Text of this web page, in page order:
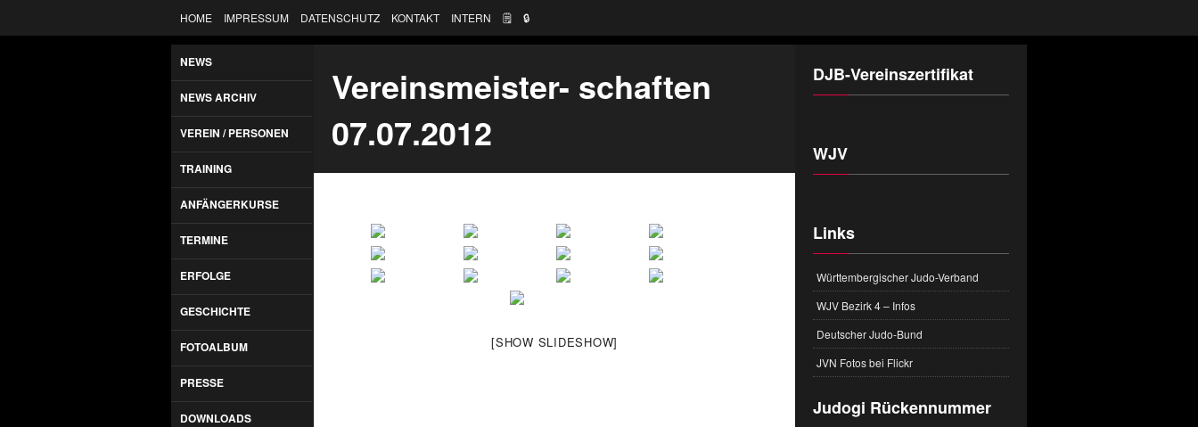
HOME IMPRESSUM DATENSCHUTZ KONTAKT INTERN 🗒 🔒︎
NEWS
NEWS ARCHIV
VEREIN / PERSONEN
TRAINING
ANFÄNGERKURSE
TERMINE
ERFOLGE
GESCHICHTE
FOTOALBUM
PRESSE
DOWNLOADS
Vereinsmeister- schaften
07.07.2012
[SHOW SLIDESHOW]
DJB-Vereinszertifikat
WJV
Links
Württembergischer Judo-Verband
WJV Bezirk 4 – Infos
Deutscher Judo-Bund
JVN Fotos bei Flickr
Judogi Rückennummer